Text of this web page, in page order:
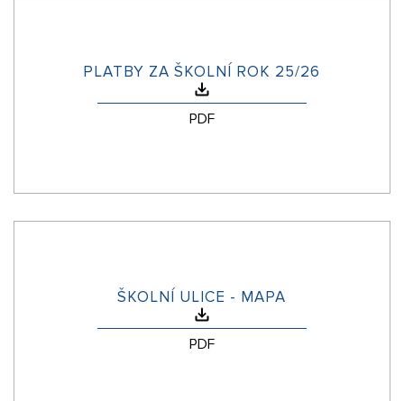
PLATBY ZA ŠKOLNÍ ROK 25/26
PDF
ŠKOLNÍ ULICE - MAPA
PDF